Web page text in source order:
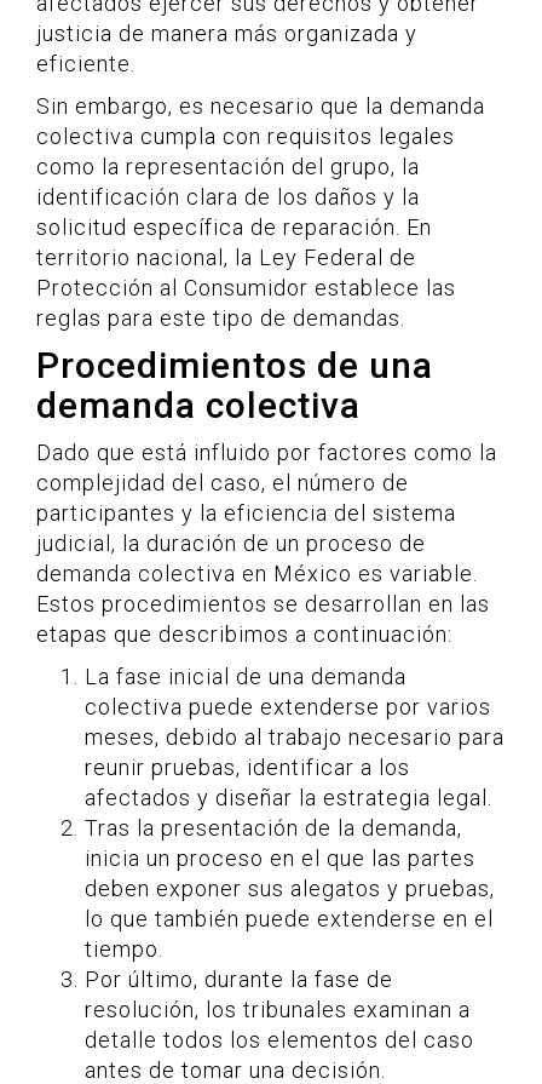
justicia de manera más organizada y
eficiente.
Sin embargo, es necesario que la demanda
colectiva cumpla con requisitos legales
como la representación del grupo, la
identificación clara de los daños y la
solicitud específica de reparación. En
territorio nacional, la Ley Federal de
Protección al Consumidor establece las
reglas para este tipo de demandas.
Procedimientos de una
demanda colectiva
Dado que está influido por factores como la
complejidad del caso, el número de
participantes y la eficiencia del sistema
judicial, la duración de un proceso de
demanda colectiva en México es variable.
Estos procedimientos se desarrollan en las
etapas que describimos a continuación:
La fase inicial de una demanda
colectiva puede extenderse por varios
meses, debido al trabajo necesario para
reunir pruebas, identificar a los
afectados y diseñar la estrategia legal.
Tras la presentación de la demanda,
inicia un proceso en el que las partes
deben exponer sus alegatos y pruebas,
lo que también puede extenderse en el
tiempo.
Por último, durante la fase de
resolución, los tribunales examinan a
detalle todos los elementos del caso
antes de tomar una decisión.